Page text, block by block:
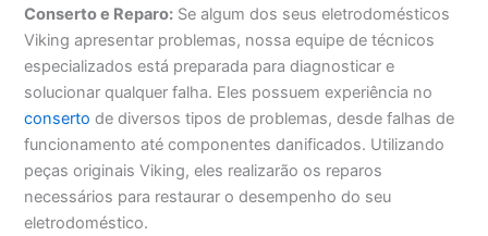
Conserto e Reparo: Se algum dos seus eletrodomésticos
Viking apresentar problemas, nossa equipe de técnicos
especializados está preparada para diagnosticar e
solucionar qualquer falha. Eles possuem experiência no
conserto de diversos tipos de problemas, desde falhas de
funcionamento até componentes danificados. Utilizando
peças originais Viking, eles realizarão os reparos
necessários para restaurar o desempenho do seu
eletrodoméstico.